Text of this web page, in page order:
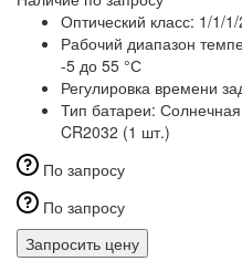
Оптический класс: 1/1/1/
Рабочий диапазон
-5 до 55 °С
Регулировка времени
Тип батареи:
CR2032 (1 шт.)
По запросу
По запросу
Запросить цену